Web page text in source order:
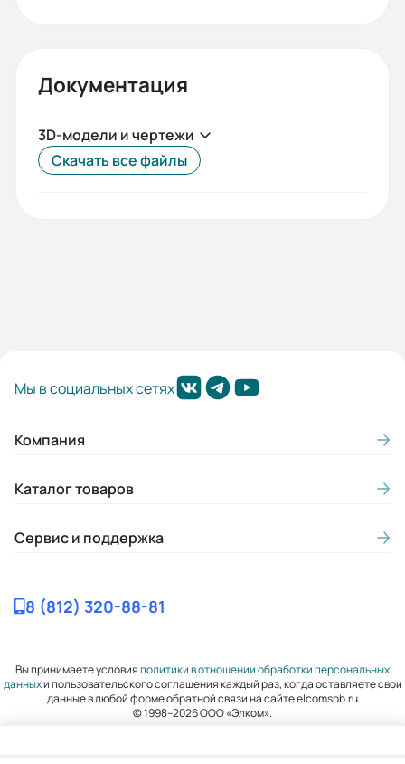
Документация
3D-модели и чертежи
Скачать все файлы
Мы в социальных сетях
Компания
Каталог товаров
Сервис и поддержка
8 (812) 320-88-81
Вы принимаете условияполитики в отношении обработки персональных
данныхи пользовательского соглашения каждый раз, когда оставляете свои
данные в любой форме обратной связи на сайте elcomspb.ru
© 1998–2026 ООО «Элком».